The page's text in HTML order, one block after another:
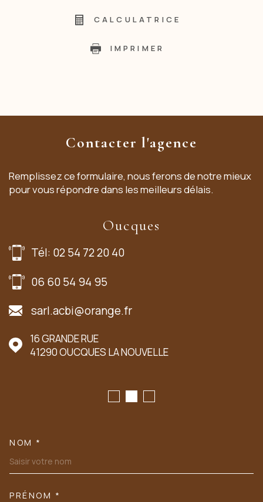
CALCULATRICE
IMPRIMER
Contacter l'agence
Remplissez ce formulaire, nous ferons de notre mieux
pour vous répondre dans les meilleurs délais.
Oucques
Tél: 02 54 72 20 40
06 60 54 94 95
sarl.acbi@orange.fr
16 GRANDE RUE
41290 OUCQUES LA NOUVELLE
NOM *
PRÉNOM *